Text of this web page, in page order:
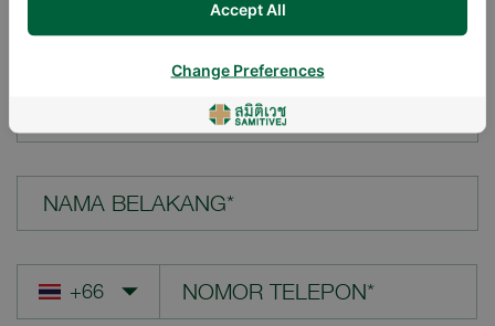
NAMA BELAKANG*
Accept All
Change Preferences